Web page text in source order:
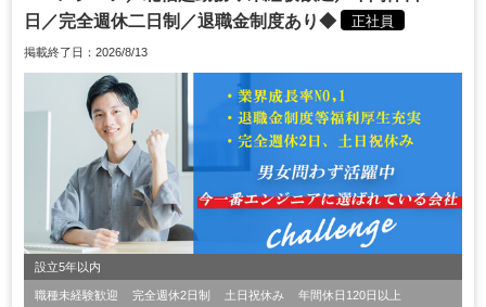
日／完全週休二日制／退職金制度あり◆
正社員
掲載終了日：2026/8/13
設立5年以内
職種未経験歓迎 完全週休2日制 土日祝休み
年間休日120日以上